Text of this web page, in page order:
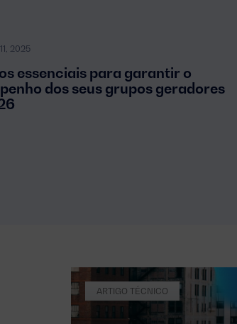
2025
essenciais para garantir o
dos seus grupos geradores
ARTIGO TÉCNICO